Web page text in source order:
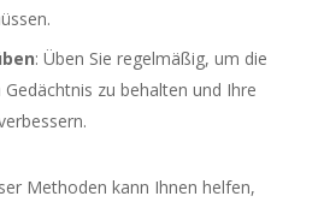
: Üben Sie regelmäßig, um die
zu behalten und Ihre
Methoden kann Ihnen helfen,